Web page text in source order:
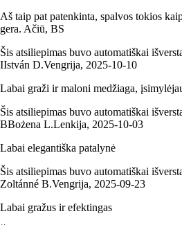
Aš taip pat patenkinta, spalvos tokios
gera. Ačiū, BS
Šis atsiliepimas buvo automatiškai
IIstván D.Vengrija, 2025‑10‑10
Labai graži ir maloni medžiaga,
Šis atsiliepimas buvo automatiškai
BBożena L.Lenkija, 2025‑10‑03
Labai elegantiška patalynė
Šis atsiliepimas buvo automatiškai
Zoltánné B.Vengrija, 2025‑09‑23
Labai gražus ir efektingas